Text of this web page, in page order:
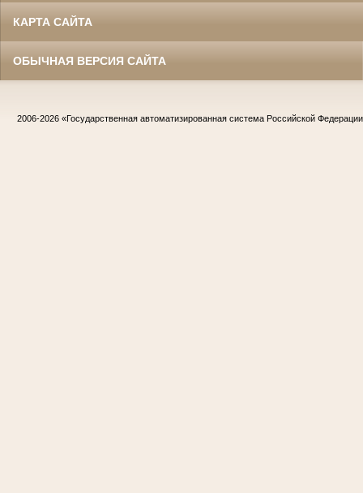
КАРТА САЙТА
ОБЫЧНАЯ ВЕРСИЯ САЙТА
2006-2026 «Государственная автоматизированная система Российской